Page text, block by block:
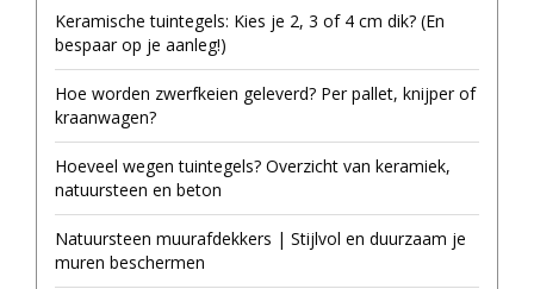
Keramische tuintegels: Kies je 2, 3 of 4 cm dik? (En
bespaar op je aanleg!)
Hoe worden zwerfkeien geleverd? Per pallet, knijper of
kraanwagen?
Hoeveel wegen tuintegels? Overzicht van keramiek,
natuursteen en beton
Natuursteen muurafdekkers | Stijlvol en duurzaam je
muren beschermen